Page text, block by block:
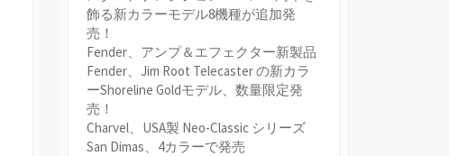
飾る新カラーモデル8機種が追加発
売！
Fender、アンプ＆エフェクター新製品
Fender、Jim Root Telecaster の新カラ
ーShoreline Goldモデル、数量限定発
売！
Charvel、USA製 Neo-Classic シリーズ
San Dimas、4カラーで発売